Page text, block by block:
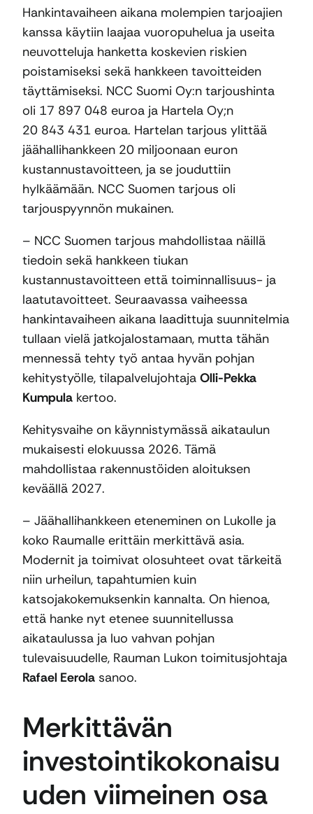
Hankintavaiheen aikana molempien tarjoajien
kanssa käytiin laajaa vuoropuhelua ja useita
neuvotteluja hanketta koskevien riskien
poistamiseksi sekä hankkeen tavoitteiden
täyttämiseksi. NCC Suomi Oy:n tarjoushinta
oli 17 897 048 euroa ja Hartela Oy;n
20 843 431 euroa. Hartelan tarjous ylittää
jäähallihankkeen 20 miljoonaan euron
kustannustavoitteen, ja se jouduttiin
hylkäämään. NCC Suomen tarjous oli
tarjouspyynnön mukainen.
– NCC Suomen tarjous mahdollistaa näillä
tiedoin sekä hankkeen tiukan
kustannustavoitteen että toiminnallisuus- ja
laatutavoitteet. Seuraavassa vaiheessa
hankintavaiheen aikana laadittuja suunnitelmia
tullaan vielä jatkojalostamaan, mutta tähän
mennessä tehty työ antaa hyvän pohjan
kehitystyölle, tilapalvelujohtaja Olli-Pekka
Kumpula kertoo.
Kehitysvaihe on käynnistymässä aikataulun
mukaisesti elokuussa 2026. Tämä
mahdollistaa rakennustöiden aloituksen
keväällä 2027.
– Jäähallihankkeen eteneminen on Lukolle ja
koko Raumalle erittäin merkittävä asia.
Modernit ja toimivat olosuhteet ovat tärkeitä
niin urheilun, tapahtumien kuin
katsojakokemuksenkin kannalta. On hienoa,
että hanke nyt etenee suunnitellussa
aikataulussa ja luo vahvan pohjan
tulevaisuudelle, Rauman Lukon toimitusjohtaja
Rafael Eerola sanoo.
Merkittävän
investointikokonaisu
uden viimeinen osa